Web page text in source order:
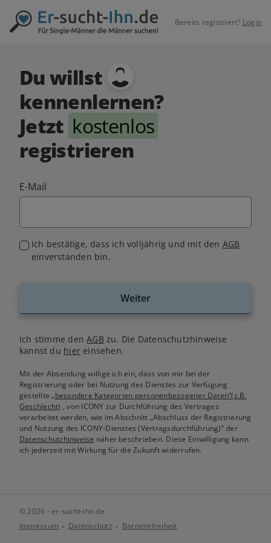
Bereits registriert? Login
Du willst
kennenlernen?
Jetzt kostenlos
registrieren
E-Mail
Ich bestätige, dass ich volljährig und mit den AGB
einverstanden bin.
Weiter
Ich stimme denAGB zu. Die Datenschutzhinweise
kannst du hiereinsehen.
Mit der Absendung willige ich ein, dass von mir bei der
Registrierung oder bei Nutzung des Dienstes zur Verfügung
gestellte„besondere Kategorien personenbezogener Daten“(z.B.
Geschlecht) , von ICONY zur Durchführung des Vertrages
verarbeitet werden, wie im Abschnitt „Abschluss der Registrierung
und Nutzung des ICONY-Dienstes (Vertragsdurchführung)“ der
Datenschutzhinweise näher beschrieben. Diese Einwilligung kann
ich jederzeit mit Wirkung für die Zukunft widerrufen.
© 2026 - er-sucht-ihn.de
Impressum
Datenschutz Barrierefreiheit